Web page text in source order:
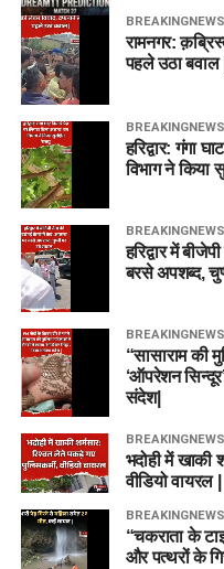
BREAKINGNEWS
रामनगर:
पहले उठा बवाल |
BREAKINGNEWS
हरिद्वार: गंगा
विभाग ने किया
BREAKINGNEWS
हरिद्वार में
बरसे अपशब्द,
BREAKINGNEWS
“सासाराम की
‘ऑपरेशन
संदेश|
BREAKINGNEWS
भदोही में खाकी
वीडियो वायरल |
BREAKINGNEWS
“चकराता के
और पत्थरों के